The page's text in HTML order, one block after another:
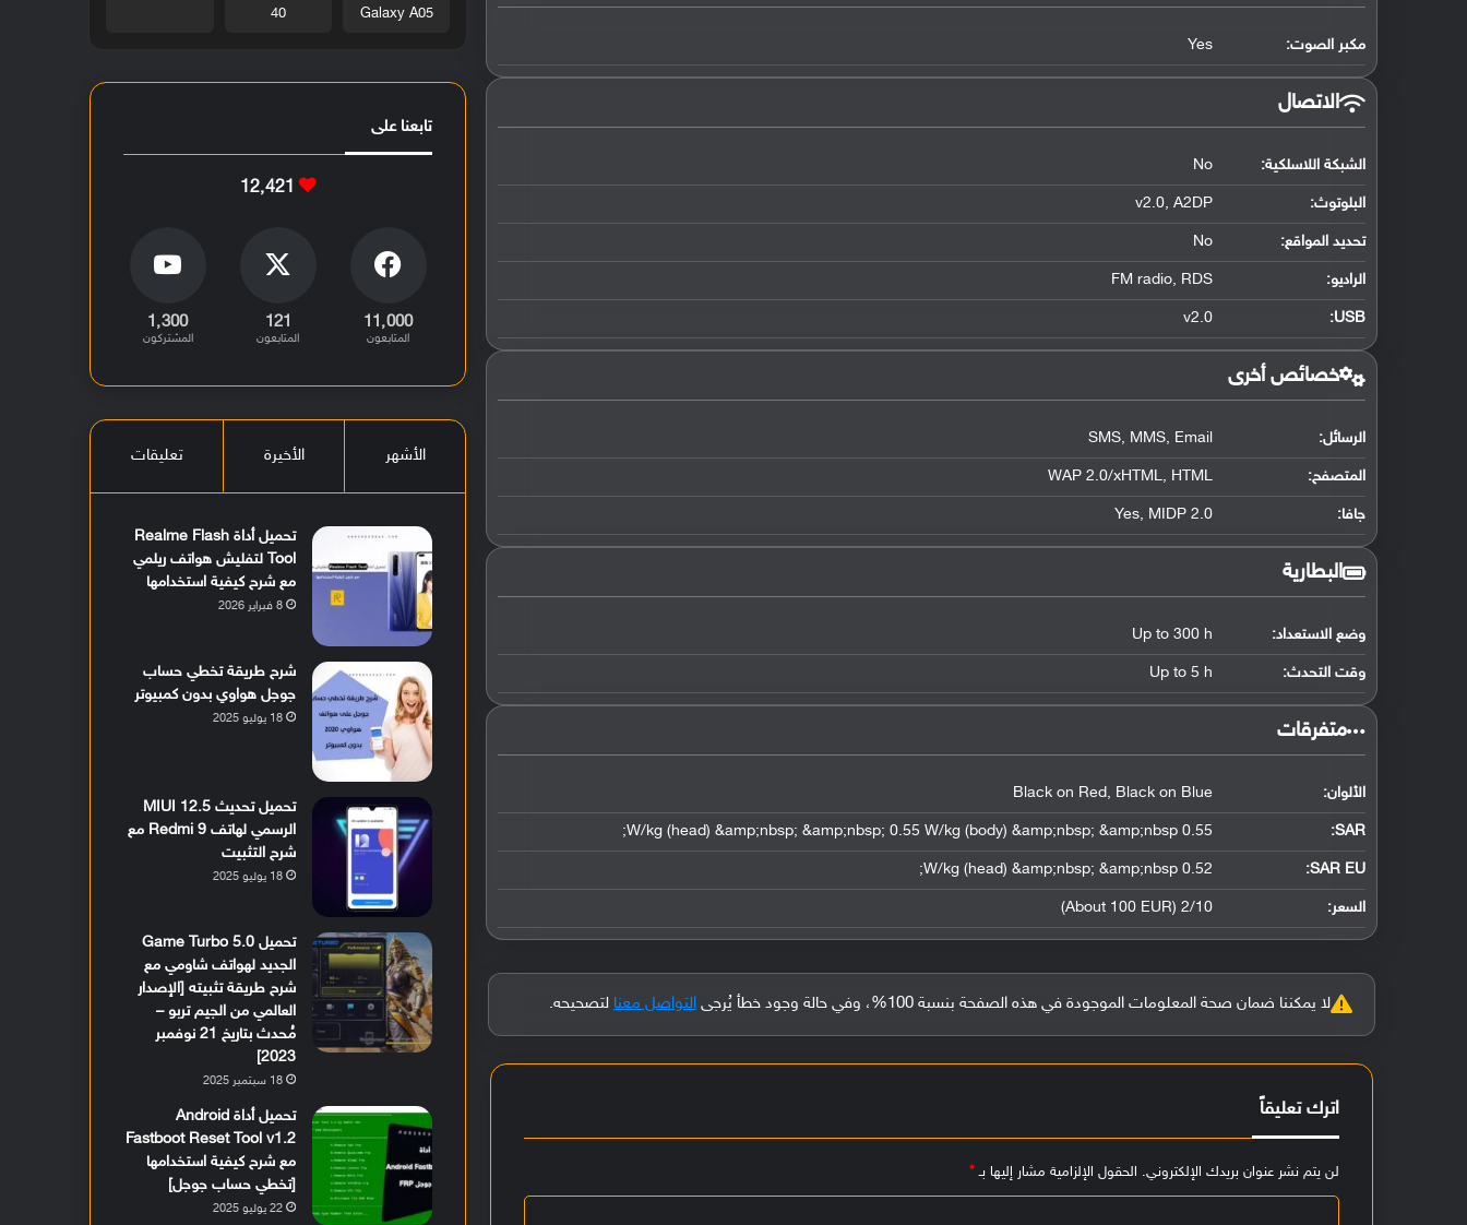
مكبر الصوت: Yes
الاتصال
الشبكة اللاسلكية: No
البلوتوث:
v2.0, A2DP
تحديد المواقع:
No
الراديو: FM radio, RDS
USB
:
v2.0
خصائص أخرى
الرسائل: SMS, MMS, Email
المتصفح: WAP 2.0/xHTML, HTML
جافا: Yes, MIDP 2.0
البطارية
وضع الاستعداد: Up to 300 h
وقت التحدث: Up to 5 h
‏متفرقات‏
الألوان: Black on Red, Black on Blue
SAR
:
0.55 W/kg (head) &amp;nbsp; &amp;nbsp; 0.55 W/kg (body) &amp;nbsp; &amp;nbsp;
SAR EU:
0.52 W/kg (head) &amp;nbsp; &amp;nbsp;
السعر: 2/10 (About 100 EUR)
لا يمكننا ضمان صحة المعلومات الموجودة في هذه الصفحة بنسبة 100%، وفي حالة وجود خطأ يُرجى التواصل معنا لتصحيحه.
اترك تعليقاً
لن يتم نشر عنوان بريدك الإلكتروني. الحقول الإلزامية مشار إليها بـ*
Galaxy A05
40
تابعنا على
12٬421
11٬000
المتابعون
121
المتابعون
1٬300
المشتركون
الأشهر الأخيرة تعليقات
تحميل أداة Realme Flash
Tool لتفليش هواتف ريلمي
مع شرح كيفية استخدامها
8 فبراير 2026
شرح طريقة تخطي حساب
جوجل هواوي بدون كمبيوتر
18 يوليو 2025
تحميل تحديث MIUI 12.5
الرسمي لهاتف Redmi 9 مع
شرح التثبيت
18 يوليو 2025
تحميل Game Turbo 5.0
الجديد لهواتف شاومي مع
شرح طريقة تثبيته [الإصدار
العالمي من الجيم تربو –
مُحدث بتاريخ 21 نوفمبر
2023]
18 سبتمبر 2025
تحميل أداة Android
Fastboot Reset Tool v1.2
مع شرح كيفية استخدامها
[تخطي حساب جوجل]
22 يوليو 2025